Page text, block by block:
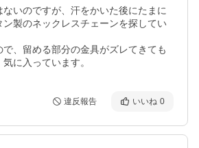
いのですが、汗をかいた後にたまに
製のネックレスチェーンを探してい
、留める部分の金具がズレてきても
に入っています。
違反報告 いいね 0